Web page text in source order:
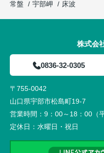
常盤
宇部岬 床波
株式会
0836-32-0305
〒755-0042
山口県宇部市松島町19-7
営業時間： 9：00～18：00（
定休日： 水曜日・祝日